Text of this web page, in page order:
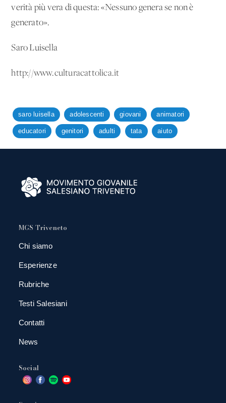
verità più vera di questa: «Nessuno genera se non è
generato».
Saro Luisella
http://www.culturacattolica.it
saro luisella adolescenti giovani animatori
educatori genitori adulti tata aiuto
MGS Triveneto
Chi siamo
Esperienze
Rubriche
Testi Salesiani
Contatti
News
Social